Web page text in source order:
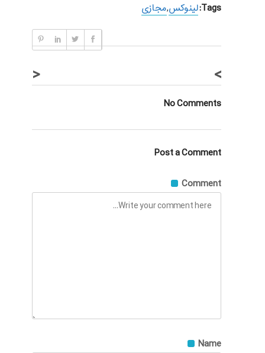
Tags: لینوکس,مجازی
< >
No Comments
Post a Comment
Comment
Name